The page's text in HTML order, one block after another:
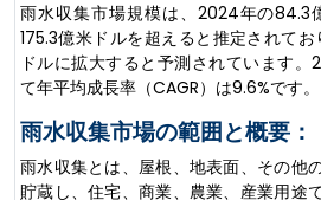
雨水収集市場規模は、2024年の84.3
175.3億米ドルを超えると推定されて
ドルに拡大すると予測されています
て年平均成長率（CAGR）は9.6%です。
雨水収集市場の範囲と概要：
雨水収集とは、屋根、地表面、その他
貯蔵し、住宅、商業、農業、産業用途